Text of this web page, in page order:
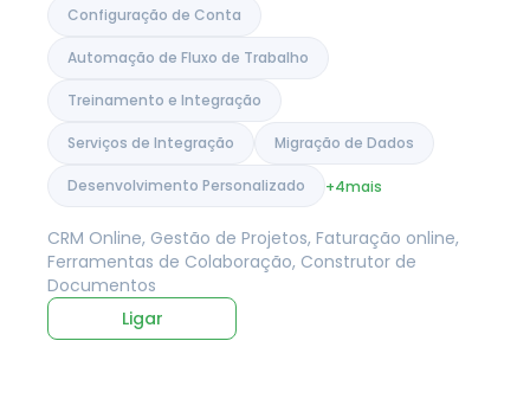
Configuração de Conta
Automação de Fluxo de Trabalho
Treinamento e Integração
Serviços de Integração Migração de Dados
Desenvolvimento Personalizado +4mais
CRM Online, Gestão de Projetos, Faturação online,
Ferramentas de Colaboração, Construtor de
Documentos
Ligar